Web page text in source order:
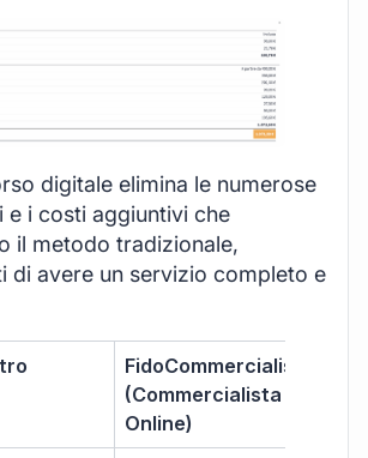
digitale elimina le numerose
e i costi aggiuntivi che
il metodo tradizionale,
di avere un servizio completo e
FidoCommercialista
(Commercialista
Online)